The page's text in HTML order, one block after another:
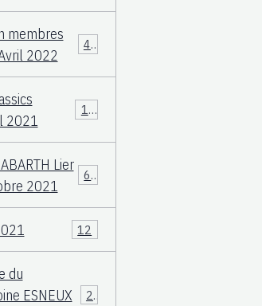
membres
2022
49
2021
17
Lier
2021
60
12
du
ESNEUX
23